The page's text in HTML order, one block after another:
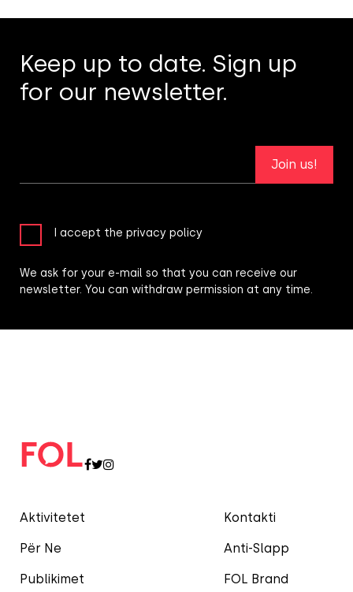
Aktivitetet
Për Ne
Publikimet
Kontakti
Anti-Slapp
FOL Brand
Keep up to date. Sign up
for our newsletter.
Join us!
I accept the privacy policy
We ask for your e-mail so that you can receive our
newsletter. You can withdraw permission at any time.